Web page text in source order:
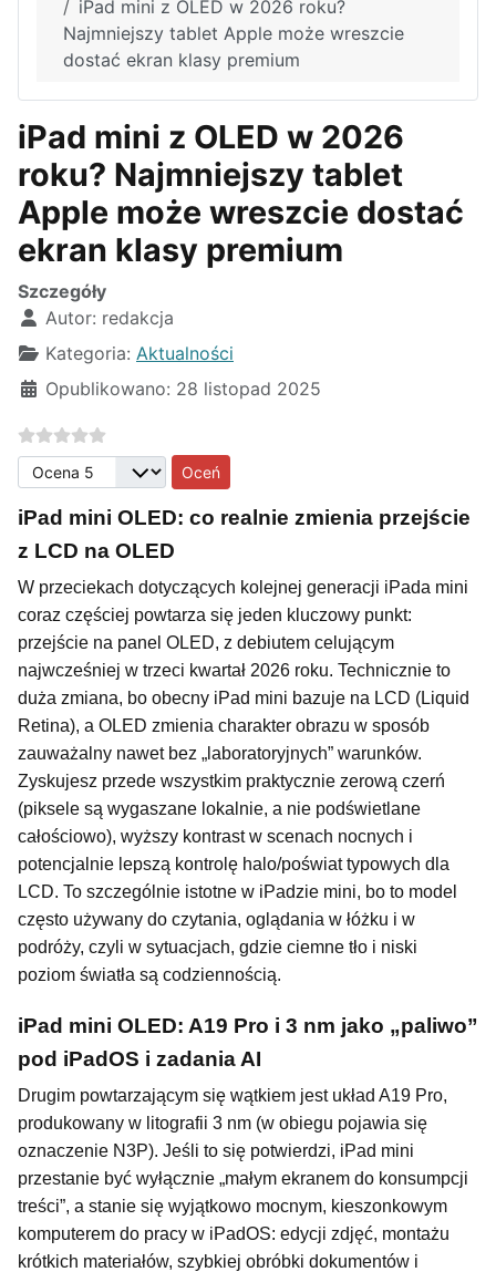
iPad mini z OLED w 2026 roku?
Najmniejszy tablet Apple może wreszcie
dostać ekran klasy premium
iPad mini z OLED w 2026
roku? Najmniejszy tablet
Apple może wreszcie dostać
ekran klasy premium
Szczegóły
Autor: redakcja
Kategoria: Aktualności
Opublikowano: 28 listopad 2025
Proszę, oceń
iPad mini OLED: co realnie zmienia przejście
z LCD na OLED
W przeciekach dotyczących kolejnej generacji iPada mini
coraz częściej powtarza się jeden kluczowy punkt:
przejście na panel OLED, z debiutem celującym
najwcześniej w trzeci kwartał 2026 roku. Technicznie to
duża zmiana, bo obecny iPad mini bazuje na LCD (Liquid
Retina), a OLED zmienia charakter obrazu w sposób
zauważalny nawet bez „laboratoryjnych” warunków.
Zyskujesz przede wszystkim praktycznie zerową czerń
(piksele są wygaszane lokalnie, a nie podświetlane
całościowo), wyższy kontrast w scenach nocnych i
potencjalnie lepszą kontrolę halo/poświat typowych dla
LCD. To szczególnie istotne w iPadzie mini, bo to model
często używany do czytania, oglądania w łóżku i w
podróży, czyli w sytuacjach, gdzie ciemne tło i niski
poziom światła są codziennością.
iPad mini OLED: A19 Pro i 3 nm jako „paliwo”
pod iPadOS i zadania AI
Drugim powtarzającym się wątkiem jest układ A19 Pro,
produkowany w litografii 3 nm (w obiegu pojawia się
oznaczenie N3P). Jeśli to się potwierdzi, iPad mini
przestanie być wyłącznie „małym ekranem do konsumpcji
treści”, a stanie się wyjątkowo mocnym, kieszonkowym
komputerem do pracy w iPadOS: edycji zdjęć, montażu
krótkich materiałów, szybkiej obróbki dokumentów i